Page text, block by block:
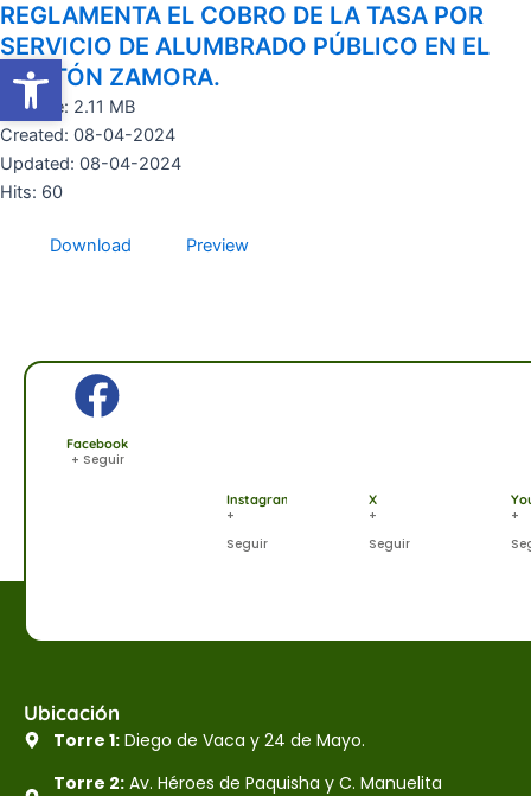
Abrir barra de herramientas
Ir
al
contenido
REGLAMENTA EL COBRO DE LA TASA POR
SERVICIO DE ALUMBRADO PÚBLICO EN EL
CANTÓN ZAMORA.
File size: 2.11 MB
Created: 08-04-2024
Updated: 08-04-2024
Hits: 60
Download Preview
Facebook
+ Seguir
Instagram
+
Seguir
X
+
Seguir
+
Ubicación
Torre 1:Diego de Vaca y 24 de Mayo.
Torre 2:Av. Héroes de Paquisha y C. Manuelita
Abrir barra de herramientas